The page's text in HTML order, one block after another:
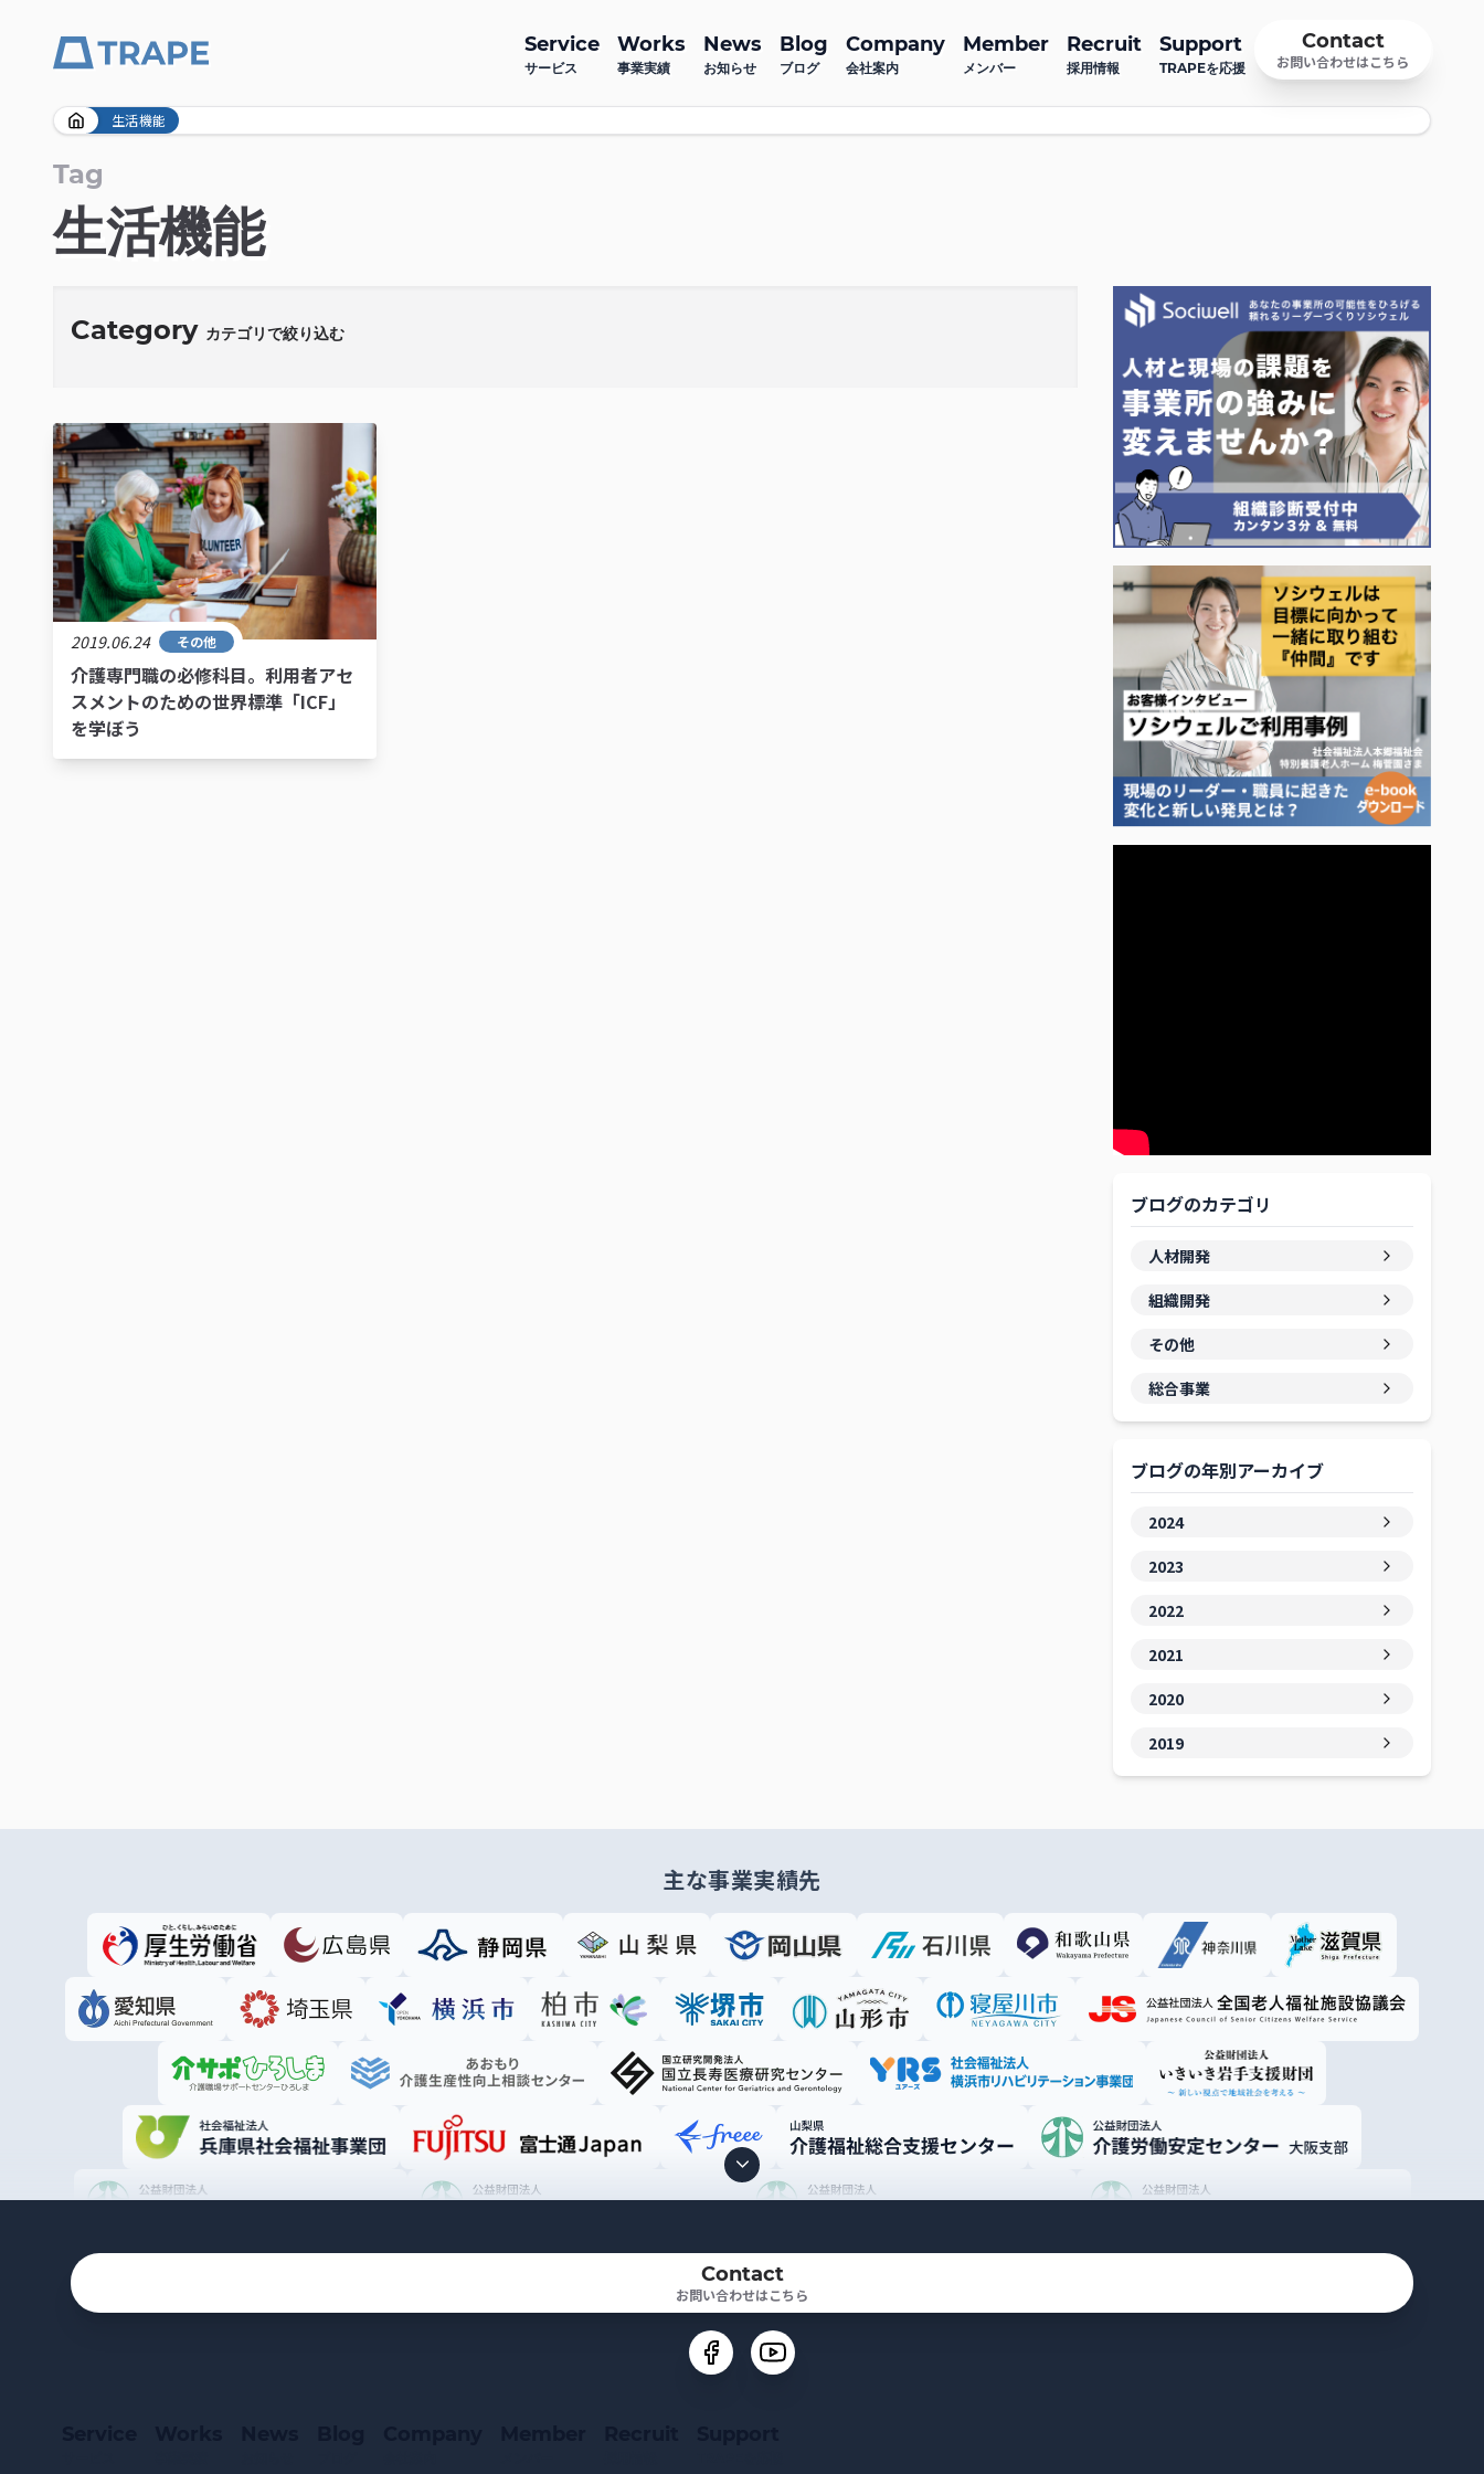
content
Service
サービス
Works
事業実績
News
お知らせ
Blog
ブログ
Company
会社案内
Member
メンバー
Recruit
採用情報
Support
TRAPEを応援
Contact
お問い合わせはこちら
生活機能
Tag
生活機能
Category カテゴリで絞り込む
2019.06.24 その他
介護専門職の必修科目。利用者アセ
スメントのための世界標準「ICF」
を学ぼう
ブログのカテゴリ
人材開発
組織開発
その他
総合事業
ブログの年別アーカイブ
2024
2023
2022
2021
2020
2019
主な事業実績先
Contact
お問い合わせはこちら